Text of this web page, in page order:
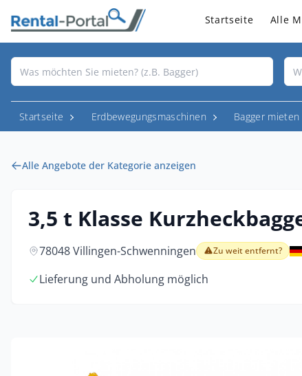
Startseite Alle
Startseite Erdbewegungsmaschinen Bagger mieten
Alle Angebote der Kategorie anzeigen
3,5 t Klasse
78048 Villingen-Schwenningen Zu weit entfernt?
Lieferung und Abholung möglich